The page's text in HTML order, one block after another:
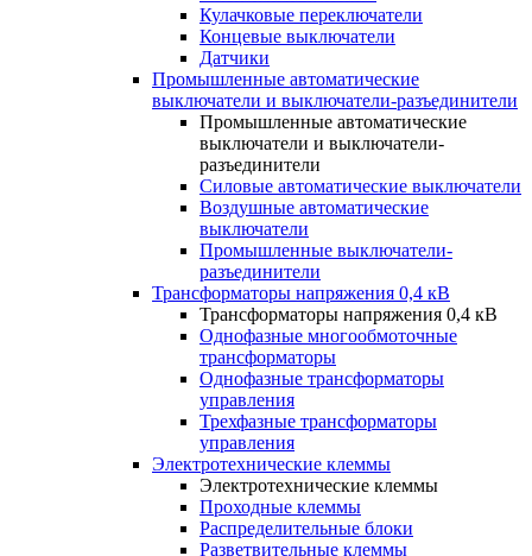
Кулачковые переключатели
Концевые выключатели
Датчики
Промышленные автоматические
выключатели и выключатели-разъединители
Промышленные автоматические
выключатели и выключатели-
разъединители
Силовые автоматические выключатели
Воздушные автоматические
выключатели
Промышленные выключатели-
разъединители
Трансформаторы напряжения 0,4 кВ
Трансформаторы напряжения 0,4 кВ
Однофазные многообмоточные
трансформаторы
Однофазные трансформаторы
управления
Трехфазные трансформаторы
управления
Электротехнические клеммы
Электротехнические клеммы
Проходные клеммы
Распределительные блоки
Разветвительные клеммы